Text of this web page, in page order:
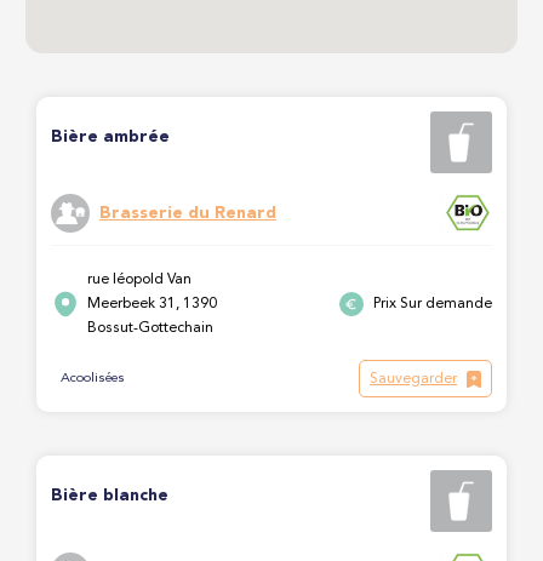
Bière ambrée
Brasserie du Renard
rue léopold Van
Meerbeek 31, 1390
Bossut-Gottechain
Prix Sur demande
Acoolisées Sauvegarder
Bière blanche